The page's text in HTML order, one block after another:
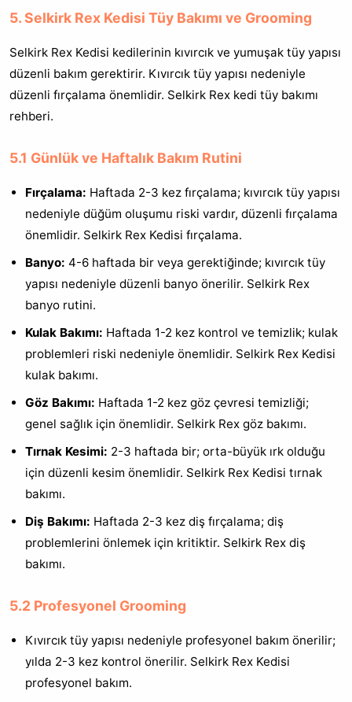
5. Selkirk Rex Kedisi Tüy Bakımı ve Grooming
Selkirk Rex Kedisi kedilerinin kıvırcık ve yumuşak tüy yapısı
düzenli bakım gerektirir. Kıvırcık tüy yapısı nedeniyle
düzenli fırçalama önemlidir. Selkirk Rex kedi tüy bakımı
rehberi.
5.1 Günlük ve Haftalık Bakım Rutini
Fırçalama: Haftada 2-3 kez fırçalama; kıvırcık tüy yapısı
nedeniyle düğüm oluşumu riski vardır, düzenli fırçalama
önemlidir. Selkirk Rex Kedisi fırçalama.
Banyo: 4-6 haftada bir veya gerektiğinde; kıvırcık tüy
yapısı nedeniyle düzenli banyo önerilir. Selkirk Rex
banyo rutini.
Kulak Bakımı: Haftada 1-2 kez kontrol ve temizlik; kulak
problemleri riski nedeniyle önemlidir. Selkirk Rex Kedisi
kulak bakımı.
Göz Bakımı: Haftada 1-2 kez göz çevresi temizliği;
genel sağlık için önemlidir. Selkirk Rex göz bakımı.
Tırnak Kesimi: 2-3 haftada bir; orta-büyük ırk olduğu
için düzenli kesim önemlidir. Selkirk Rex Kedisi tırnak
bakımı.
Diş Bakımı: Haftada 2-3 kez diş fırçalama; diş
problemlerini önlemek için kritiktir. Selkirk Rex diş
bakımı.
5.2 Profesyonel Grooming
Kıvırcık tüy yapısı nedeniyle profesyonel bakım önerilir;
yılda 2-3 kez kontrol önerilir. Selkirk Rex Kedisi
profesyonel bakım.